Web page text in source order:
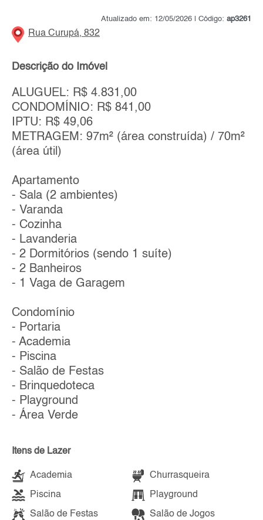
Atualizado em: 12/05/2026 | Código: ap3261
Rua Curupá, 832
Descrição do Imóvel
ALUGUEL: R$ 4.831,00
CONDOMÍNIO: R$ 841,00
IPTU: R$ 49,06
METRAGEM: 97m² (área construída) / 70m²
(área útil)
Apartamento
- Sala (2 ambientes)
- Varanda
- Cozinha
- Lavanderia
- 2 Dormitórios (sendo 1 suíte)
- 2 Banheiros
- 1 Vaga de Garagem
Condomínio
- Portaria
- Academia
- Piscina
- Salão de Festas
- Brinquedoteca
- Playground
- Área Verde
Itens de Lazer
Academia Churrasqueira
Piscina Playground
Salão de Festas Salão de Jogos